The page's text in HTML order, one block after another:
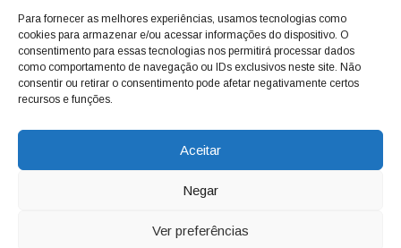
Para fornecer as melhores experiências, usamos tecnologias como
cookies para armazenar e/ou acessar informações do dispositivo. O
consentimento para essas tecnologias nos permitirá processar dados
como comportamento de navegação ou IDs exclusivos neste site. Não
consentir ou retirar o consentimento pode afetar negativamente certos
recursos e funções.
Aceitar
Negar
Ver preferências
adm@jtv.com.br
(19) 3929-6225
(19) 99450-1424